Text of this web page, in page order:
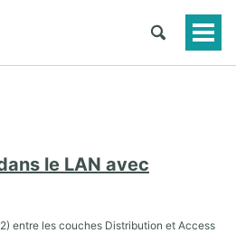
le LAN avec
entre les couches Distribution et Access